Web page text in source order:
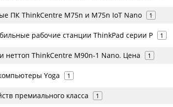
ПК ThinkCentre M75n и M75n IoT Nano 1
рабочие станции ThinkPad серии P 1
неттоп ThinkCentre M90n-1 Nano. Цена 1
Yoga 1
премиального класса 1